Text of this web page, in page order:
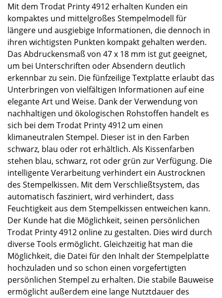
Mit dem Trodat Printy 4912 erhalten Kunden ein
kompaktes und mittelgroßes Stempelmodell für
längere und ausgiebige Informationen, die dennoch in
ihren wichtigsten Punkten kompakt gehalten werden.
Das Abdruckensmaß von 47 x 18 mm ist gut geeignet,
um bei Unterschriften oder Absendern deutlich
erkennbar zu sein. Die fünfzeilige Textplatte erlaubt das
Unterbringen von vielfältigen Informationen auf eine
elegante Art und Weise. Dank der Verwendung von
nachhaltigen und ökologischen Rohstoffen handelt es
sich bei dem Trodat Printy 4912 um einen
klimaneutralen Stempel. Dieser ist in den Farben
schwarz, blau oder rot erhältlich. Als Kissenfarben
stehen blau, schwarz, rot oder grün zur Verfügung. Die
intelligente Verarbeitung verhindert ein Austrocknen
des Stempelkissen. Mit dem Verschließtsystem, das
automatisch fasziniert, wird verhindert, dass
Feuchtigkeit aus dem Stempelkissen entweichen kann.
Der Kunde hat die Möglichkeit, seinen persönlichen
Trodat Printy 4912 online zu gestalten. Dies wird durch
diverse Tools ermöglicht. Gleichzeitig hat man die
Möglichkeit, die Datei für den Inhalt der Stempelplatte
hochzuladen und so schon einen vorgefertigten
persönlichen Stempel zu erhalten. Die stabile Bauweise
ermöglicht außerdem eine lange Nutztdauer des